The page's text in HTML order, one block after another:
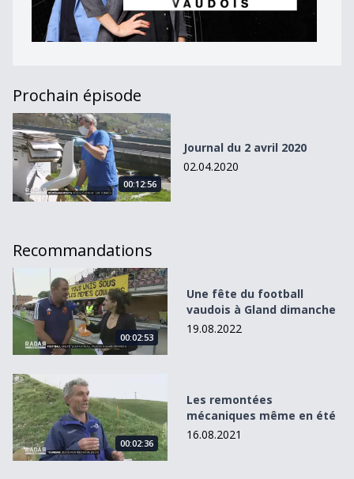
Prochain épisode
Journal du 2 avril 2020
00:12:56
Journal du 2 avril 2020
02.04.2020
Recommandations
Une fête du football vaudois à Gland dimanche
00:02:53
Une fête du football
vaudois à Gland dimanche
19.08.2022
Les remontées mécaniques même en été
00:02:36
Les remontées
mécaniques même en été
16.08.2021